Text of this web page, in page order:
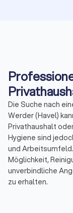
Die Suche nach
Werder (Havel)
Privathaushalt
Hygiene sind
und
Möglichkeit,
unverbindliche
zu erhalten.